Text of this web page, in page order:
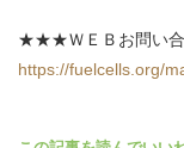
★★★ＷＥＢお問い合
https://fuelcells.org/